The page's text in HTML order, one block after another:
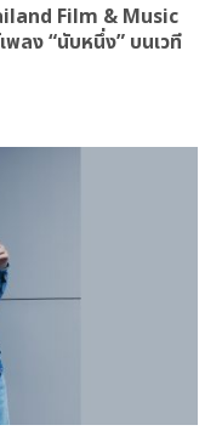
Film & Music
ลง “นับหนึ่ง” บนเวที